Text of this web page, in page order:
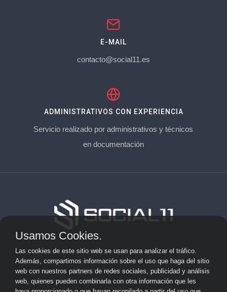
E-MAIL
contacto@social11.es
ADMINISTRATIVOS CON EXPERIENCIA
Servicio realizado por administrativos y técnicos
en documentación
Aviso Legal
Privacidad
Cookies
Usamos Cookies.
Las cookies de este sitio web se usan para analizar el tráfico.
Además, compartimos información sobre el uso que haga del sitio
web con nuestros partners de redes sociales, publicidad y análisis
web, quienes pueden combinarla con otra información que les